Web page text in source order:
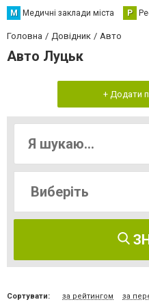
М Медичні заклади міста Р
Головна Довідник Авто
Авто Луцьк
+ Додати
Сортувати: за рейтингом за